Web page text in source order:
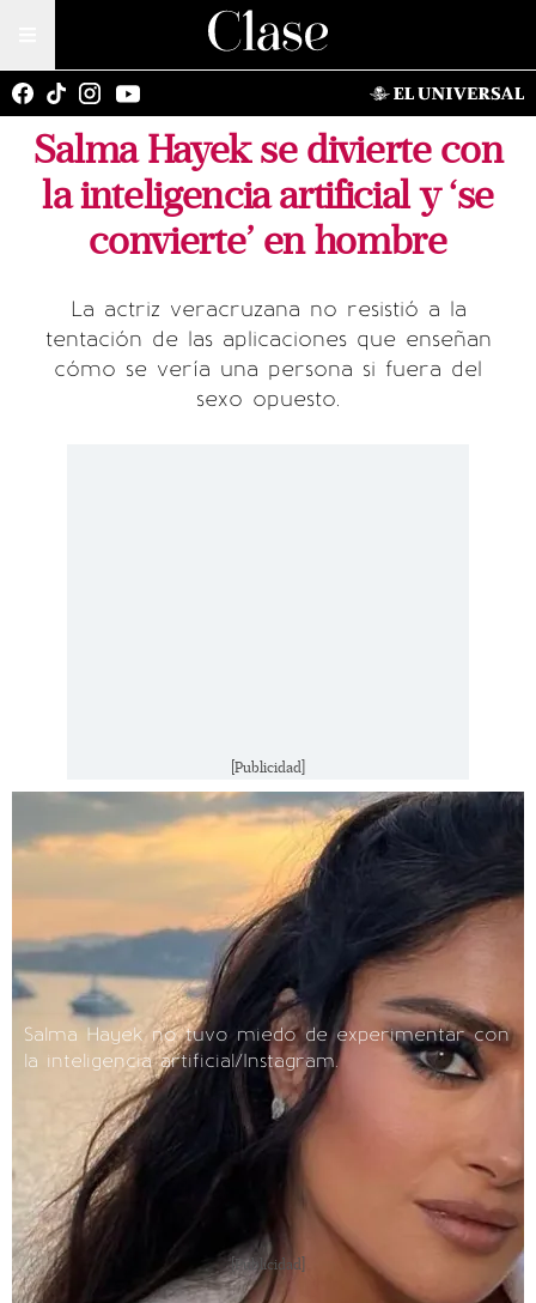
Salma Hayek se divierte con
la inteligencia artificial y ‘se
convierte’ en hombre
La actriz veracruzana no resistió a la
tentación de las aplicaciones que enseñan
cómo se vería una persona si fuera del
sexo opuesto.
[Publicidad]
Salma Hayek no tuvo miedo de experimentar con
la inteligencia artificial/Instagram.
[Publicidad]